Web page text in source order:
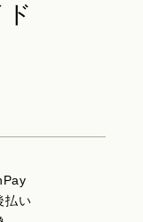
払い